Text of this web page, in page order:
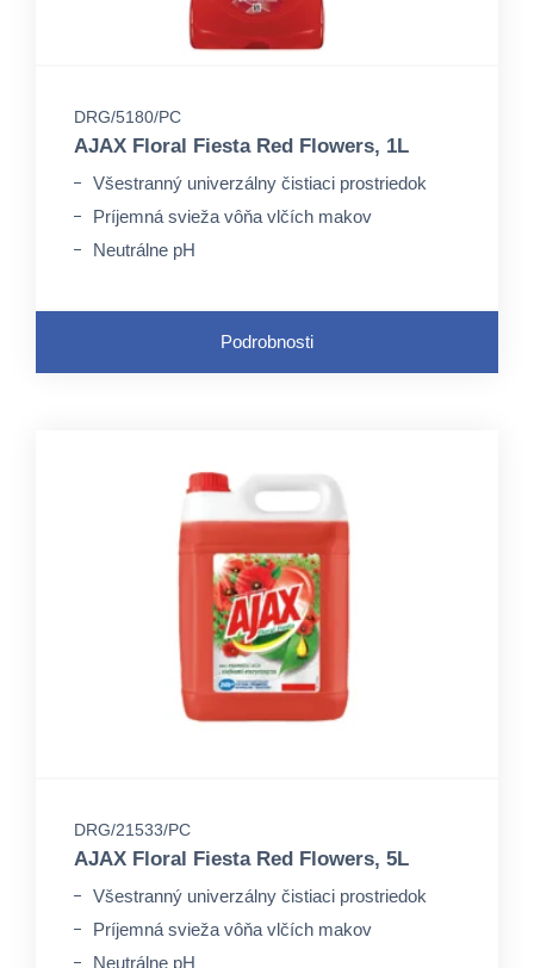
DRG/5180/PC
AJAX Floral Fiesta Red Flowers, 1L
Všestranný univerzálny čistiaci prostriedok
Príjemná svieža vôňa vlčích makov
Neutrálne pH
Podrobnosti
DRG/21533/PC
AJAX Floral Fiesta Red Flowers, 5L
Všestranný univerzálny čistiaci prostriedok
Príjemná svieža vôňa vlčích makov
Neutrálne pH